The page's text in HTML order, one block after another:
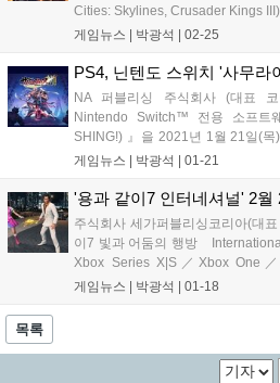
Cities: Skylines, Crusader Kings
게임뉴스 | 박광석 02-25
PS4, 닌텐도 스위치 '사무라
NA 퍼블리싱 주식회사 (대표
Nintendo Switch™ 전용 소프트
SHING!) 』을 2021년 1월 21일(
『사무라이...
게임뉴스 | 박광석 01-21
'용과 같이7 인터네셔널' 2월
주식회사 세가퍼블리싱코리아(대
이7 빛과 어둠의 행방
Xbox Series X|S／Xbox One／
2021...
게임뉴스 | 박광석 01-18
목록